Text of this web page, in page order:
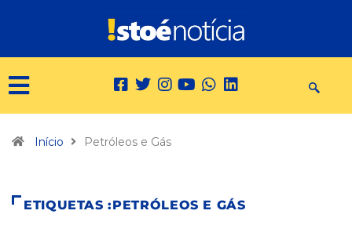
Início Petróleos e Gás
ETIQUETAS :PETRÓLEOS E GÁS